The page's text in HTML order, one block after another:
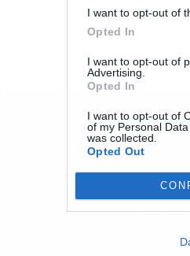
I want to opt-out of
Opted In
I want to opt-out of
Advertising.
Opted In
I want to opt-out of
of my Personal
was collected.
Opted Out
Ειδήσεις
ΔΗΛΩΣΗ